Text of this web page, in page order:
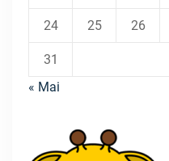
24 25 26
31
« Mai